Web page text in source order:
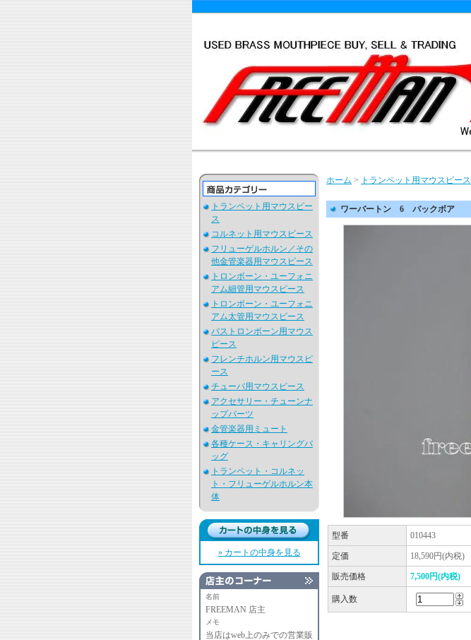
トランペット用マウスピー
ス
コルネット用マウスピース
フリューゲルホルン／その
他金管楽器用マウスピース
トロンボーン・ユーフォニ
アム細管用マウスピース
トロンボーン・ユーフォニ
アム太管用マウスピース
バストロンボーン用マウス
ピース
フレンチホルン用マウスピ
ース
チューバ用マウスピース
アクセサリー・チューンナ
ップパーツ
金管楽器用ミュート
各種ケース・キャリングバ
ッグ
トランペット・コルネッ
ト・フリューゲルホルン本
体
» カートの中身を見る
名前
FREEMAN 店主
メモ
当店はweb上のみでの営業販
ホーム > トランペット用マウスピース
ワーバートン 6 バックボア
型番 010443
定価 18,590円(内税)
販売価格 7,500円(内税)
購入数